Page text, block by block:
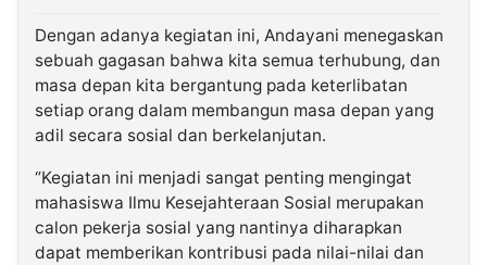
Dengan adanya kegiatan ini, Andayani menegaskan
sebuah gagasan bahwa kita semua terhubung, dan
masa depan kita bergantung pada keterlibatan
setiap orang dalam membangun masa depan yang
adil secara sosial dan berkelanjutan.
“Kegiatan ini menjadi sangat penting mengingat
mahasiswa Ilmu Kesejahteraan Sosial merupakan
calon pekerja sosial yang nantinya diharapkan
dapat memberikan kontribusi pada nilai-nilai dan